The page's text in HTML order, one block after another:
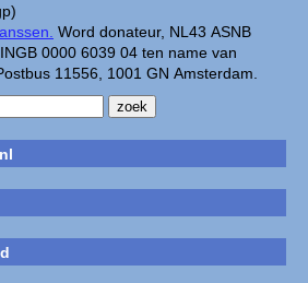
Word donateur, NL43 ASNB
0000 6039 04 ten name van
11556, 1001 GN Amsterdam.